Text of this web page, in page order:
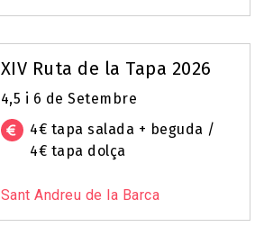
XIV Ruta de la Tapa 2026
4,5 i 6 de Setembre
4€ tapa salada + beguda /
4€ tapa dolça
Sant Andreu de la Barca